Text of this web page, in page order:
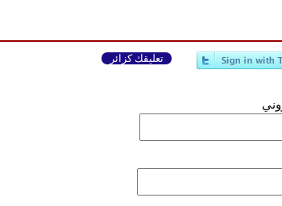
تعليقك كزائر